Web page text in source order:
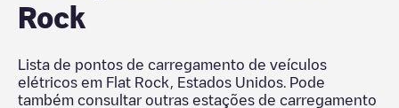
Rock
Lista de pontos de carregamento de veículos
elétricos em Flat Rock Estados Unidos . Pode
também consultar outras estações de carregamento